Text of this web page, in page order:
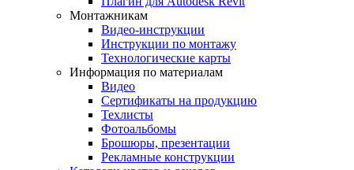
Монтажникам
Видео-инструкции
Инструкции по монтажу
Технологические карты
Информация по материалам
Видео
Сертификаты на продукцию
Техлисты
Фотоальбомы
Брошюры, презентации
Рекламные конструкции